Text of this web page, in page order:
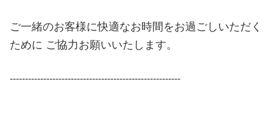
ご一緒のお客様に快適なお時間をお過ごしいただく
ために ご協力お願いいたします。
--------------------------------------------------------